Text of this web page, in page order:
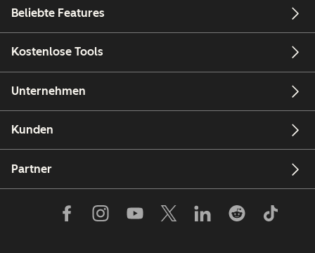
Beliebte Features
Kostenlose Tools
Unternehmen
Kunden
Partner